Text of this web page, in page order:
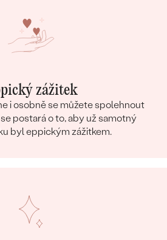
zážitek
i osobně se můžete spolehnout
postará o to, aby už samotný
byl eppickým zážitkem.